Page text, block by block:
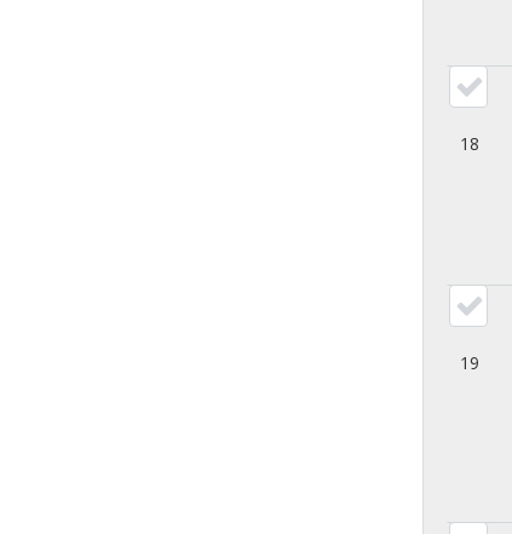
18
19